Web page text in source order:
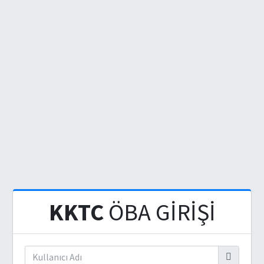
KKTCÖBA GİRİŞİ